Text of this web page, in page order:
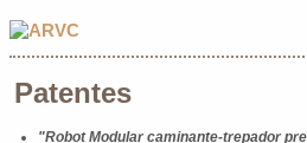
Patentes
"Robot Modular caminante-trepador